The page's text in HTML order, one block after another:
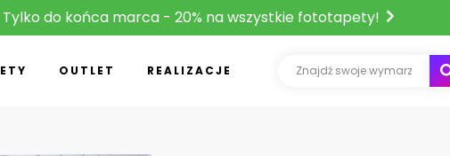
Tylko do końca marca - 20% na wszystkie fototapety!
OUTLET REALIZACJE